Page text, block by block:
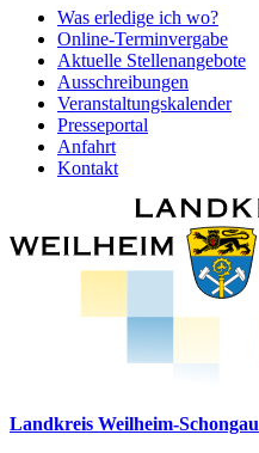
Was erledige ich wo?
Online-Terminvergabe
Aktuelle Stellenangebote
Ausschreibungen
Veranstaltungskalender
Presseportal
Anfahrt
Kontakt
Landkreis Weilheim-Schongau